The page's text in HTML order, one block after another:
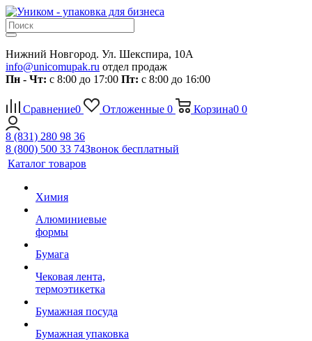
Нижний Новгород. Ул. Шекспира, 10А
info@unicomupak.ru отдел продаж
Пн - Чт: с 8:00 до 17:00 Пт: с 8:00 до 16:00
Сравнение0 Отложенные 0 Корзина0 0
8 (831) 280 98 36
8 (800) 500 33 74Звонок бесплатный
Каталог товаров
Химия
Алюминиевые
формы
Бумага
Чековая лента,
термоэтикетка
Бумажная посуда
Бумажная упаковка